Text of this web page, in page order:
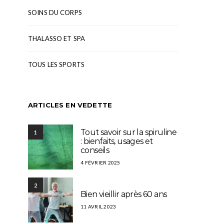
SOINS DU CORPS
THALASSO ET SPA
TOUS LES SPORTS
ARTICLES EN VEDETTE
1
Tout savoir sur la spiruline
: bienfaits, usages et
conseils
4 FÉVRIER 2025
2
Bien vieillir après 60 ans
11 AVRIL 2023